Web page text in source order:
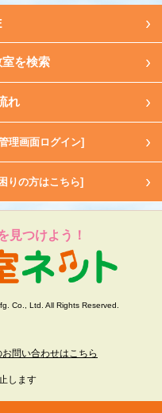
を検索
れ
理画面ログイン]
りの方はこちら]
見つけよう！
Co., Ltd. All Rights Reserved.
問い合わせはこちら
します